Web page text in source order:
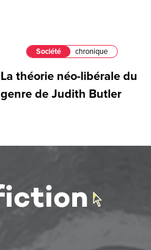
Société chronique
La théorie néo-libérale du
genre de Judith Butler